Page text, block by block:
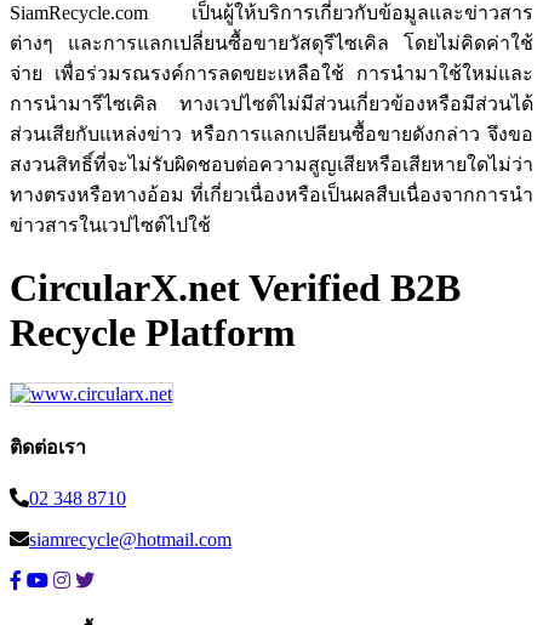
SiamRecycle.com เป็นผู้ให้บริการเกี่ยวกับข้อมูลและข่าวสาร
ต่างๆ และการแลกเปลี่ยนซื้อขายวัสดุรีไซเคิล โดยไม่คิดค่าใช้
จ่าย เพื่อร่วมรณรงค์การลดขยะเหลือใช้ การนำมาใช้ใหม่และ
การนำมารีไซเคิล ทางเวปไซต์ไม่มีส่วนเกี่ยวข้องหรือมีส่วนได้
ส่วนเสียกับแหล่งข่าว หรือการแลกเปลียนซื้อขายดังกล่าว จึงขอ
สงวนสิทธิ์ที่จะไม่รับผิดชอบต่อความสูญเสียหรือเสียหายใดไม่ว่า
ทางตรงหรือทางอ้อม ที่เกี่ยวเนื่องหรือเป็นผลสืบเนื่องจากการนำ
ข่าวสารในเวปไซต์ไปใช้
CircularX.net Verified B2B
Recycle Platform
ติดต่อเรา
02 348 8710
siamrecycle@hotmail.com